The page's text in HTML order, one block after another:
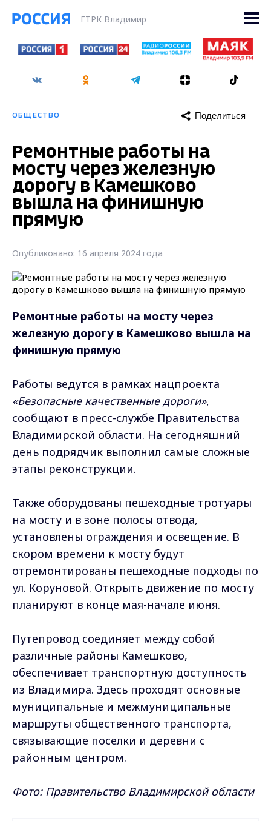
ГТРК Владимир
ОБЩЕСТВО Поделиться
Ремонтные работы на
мосту через железную
дорогу в Камешково
вышла на финишную
прямую
Опубликовано: 16 апреля 2024 года
Ремонтные работы на мосту через
железную дорогу в Камешково вышла на
финишную прямую
Работы ведутся в рамках нацпроекта
«Безопасные качественные дороги»,
сообщают в пресс-службе Правительства
Владимирской области. На сегодняшний
день подрядчик выполнил самые сложные
этапы реконструкции.
Также оборудованы пешеходные тротуары
на мосту и в зоне полосы отвода,
установлены ограждения и освещение. В
скором времени к мосту будут
отремонтированы пешеходные подходы по
ул. Коруновой. Открыть движение по мосту
планируют в конце мая-начале июня.
Путепровод соединяет между собой
различные районы Камешково,
обеспечивает транспортную доступность
из Владимира. Здесь проходят основные
муниципальные и межмуниципальные
маршруты общественного транспорта,
связывающие поселки и деревни с
районным центром.
Фото: Правительство Владимирской области